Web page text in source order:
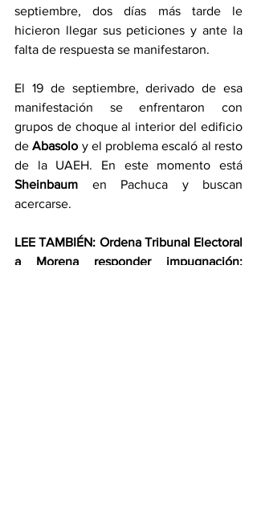
septiembre, dos días más tarde le
hicieron llegar sus peticiones y ante la
falta de respuesta se manifestaron.
El 19 de septiembre, derivado de esa
manifestación se enfrentaron con
grupos de choque al interior del edificio
de Abasolo y el problema escaló al resto
Sheinbaum en Pachuca y buscan
acercarse.
LEE TAMBIÉN: Ordena Tribunal Electoral
a Morena responder impugnación: